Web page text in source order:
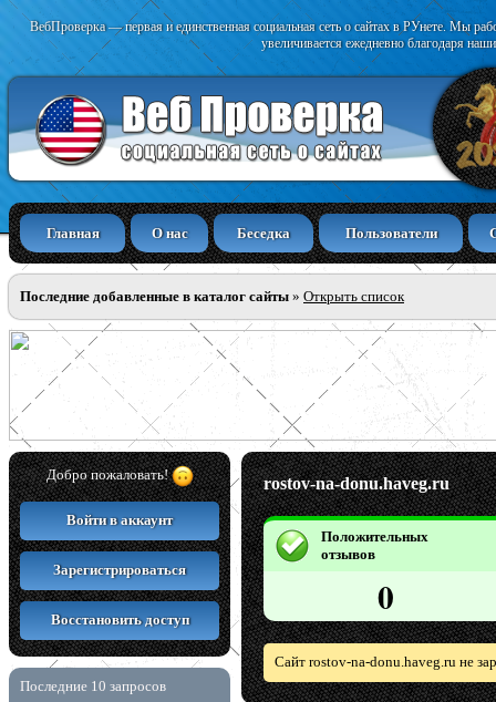
ВебПроверка — первая и единственная социальная сеть о сайтах в РУнете. Мы
увеличивается ежедневно благодаря
Главная О нас Беседка Пользователи
Последние добавленные в каталог сайты » Открыть список
Добро пожаловать!
Войти в аккаунт
Зарегистрироваться
Восстановить доступ
Последние 10 запросов
rostov-na-donu.haveg.ru
Положительных
отзывов
0
Сайт rostov-na-donu.haveg.ru не